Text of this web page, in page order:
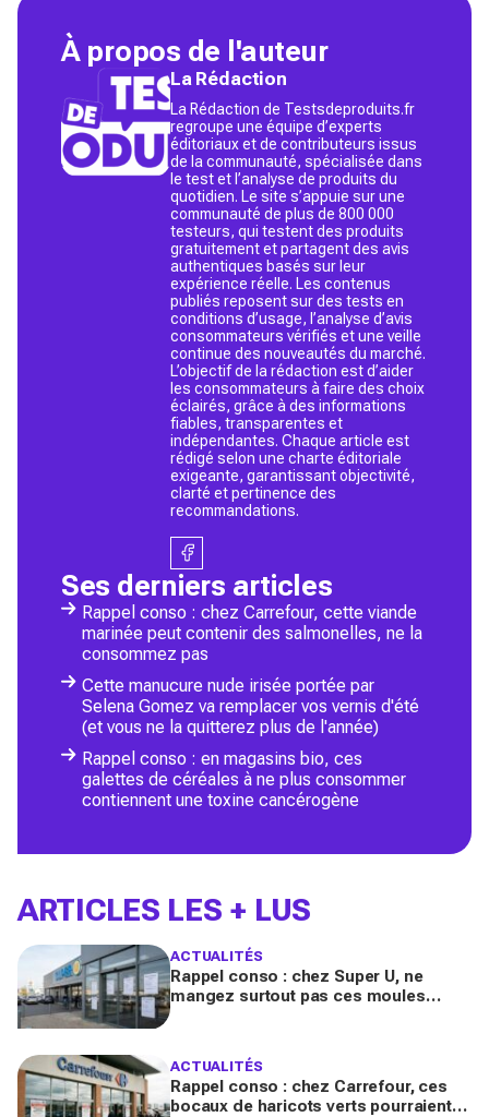
À propos de l'auteur
La Rédaction
La Rédaction de Testsdeproduits.fr
regroupe une équipe d’experts
éditoriaux et de contributeurs issus
de la communauté, spécialisée dans
le test et l’analyse de produits du
quotidien. Le site s’appuie sur une
communauté de plus de 800 000
testeurs, qui testent des produits
gratuitement et partagent des avis
authentiques basés sur leur
expérience réelle. Les contenus
publiés reposent sur des tests en
conditions d’usage, l’analyse d’avis
consommateurs vérifiés et une veille
continue des nouveautés du marché.
L’objectif de la rédaction est d’aider
les consommateurs à faire des choix
éclairés, grâce à des informations
fiables, transparentes et
indépendantes. Chaque article est
rédigé selon une charte éditoriale
exigeante, garantissant objectivité,
clarté et pertinence des
recommandations.
Ses derniers articles
Rappel conso : chez Carrefour, cette viande
marinée peut contenir des salmonelles, ne la
consommez pas
Cette manucure nude irisée portée par
Selena Gomez va remplacer vos vernis d'été
(et vous ne la quitterez plus de l'année)
Rappel conso : en magasins bio, ces
galettes de céréales à ne plus consommer
contiennent une toxine cancérogène
ARTICLES LES + LUS
ACTUALITÉS
Rappel conso : chez Super U, ne
mangez surtout pas ces moules
ACTUALITÉS
Rappel conso : chez Carrefour, ces
bocaux de haricots verts pourraient